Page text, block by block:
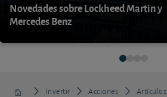
Novedades sobre Lockheed Martin y
Mercedes Benz
Invertir Acciones Artículos